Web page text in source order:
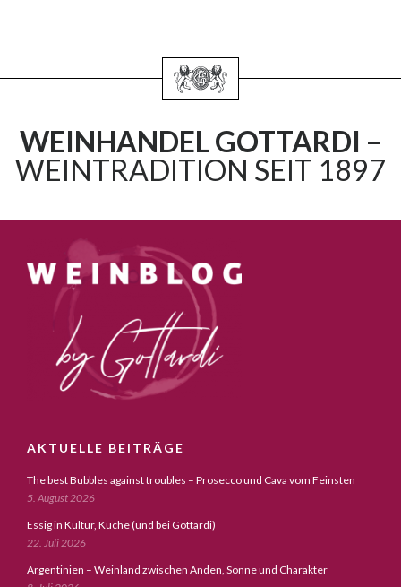
WEINHANDEL GOTTARDI –
WEINTRADITION SEIT 1897
AKTUELLE BEITRÄGE
The best Bubbles against troubles – Prosecco und Cava vom Feinsten
5. August 2026
Essig in Kultur, Küche (und bei Gottardi)
22. Juli 2026
Argentinien – Weinland zwischen Anden, Sonne und Charakter